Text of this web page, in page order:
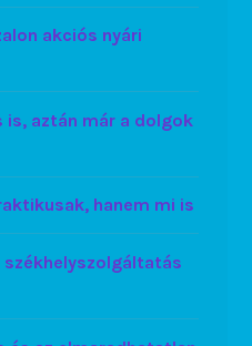
akciós nyári
is, aztán már a dolgok
hanem mi is